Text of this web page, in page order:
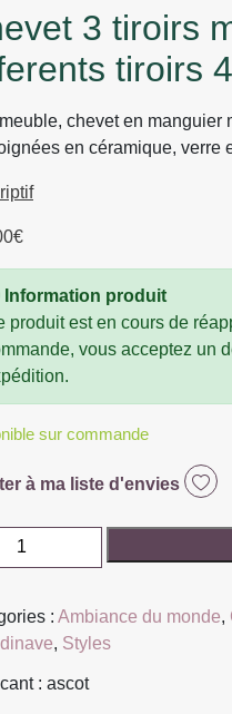
tiroirs
chevet en manguier
en céramique, verre
€
Information produit
produit est en cours de
vous acceptez un
sur commande
à ma liste d'envies
: Ambiance du monde,
, Styles
: ascot